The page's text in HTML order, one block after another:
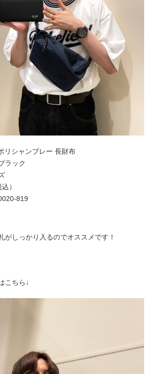
リシャンブレー 長財布
ラック
）
819
がしっかり入るのでオススメです！
こちら↓